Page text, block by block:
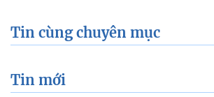
Tin cùng chuyên mục
Tin mới